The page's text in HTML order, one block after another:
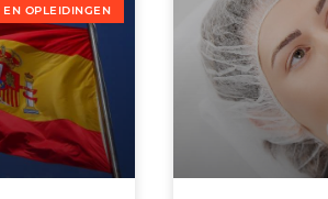
EN OPLEIDINGEN